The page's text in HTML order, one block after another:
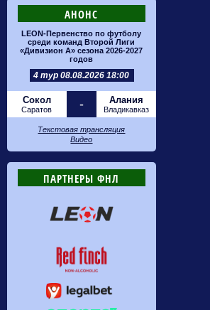
АНОНС
LEON-Первенство по футболу
среди команд Второй Лиги
«Дивизион А» сезона 2026-2027
годов
4 тур 08.08.2026 18:00
Сокол
Саратов - Алания
Владикавказ
Текстовая трансляция
Видео
ПАРТНЕРЫ ФНЛ